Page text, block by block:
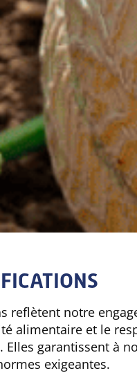
reflètent notre
alimentaire et le
Elles garantissent à
exigeantes.